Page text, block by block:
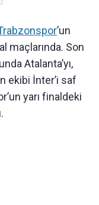
’un
maçlarında. Son
Atalanta’yı,
ekibi İnter’i saf
yarı finaldeki